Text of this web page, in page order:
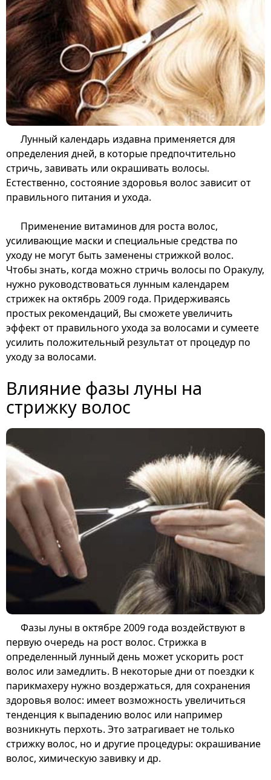
Лунный календарь издавна применяется для
определения дней, в которые предпочтительно
стричь, завивать или окрашивать волосы.
Естественно, состояние здоровья волос зависит от
правильного питания и ухода.
Применение витаминов для роста волос,
усиливающие маски и специальные средства по
уходу не могут быть заменены стрижкой волос.
Чтобы знать, когда можно стричь волосы по Оракулу,
нужно руководствоваться лунным календарем
стрижек на октябрь 2009 года. Придерживаясь
простых рекомендаций, Вы сможете увеличить
эффект от правильного ухода за волосами и сумеете
усилить положительный результат от процедур по
уходу за волосами.
Влияние фазы луны на
стрижку волос
Фазы луны в октябре 2009 года воздействуют в
первую очередь на рост волос. Стрижка в
определенный лунный день может ускорить рост
волос или замедлить. В некоторые дни от поездки к
парикмахеру нужно воздержаться, для сохранения
здоровья волос: имеет возможность увеличиться
тенденция к выпадению волос или например
возникнуть перхоть. Это затрагивает не только
стрижку волос, но и другие процедуры: окрашивание
волос, химическую завивку и др.